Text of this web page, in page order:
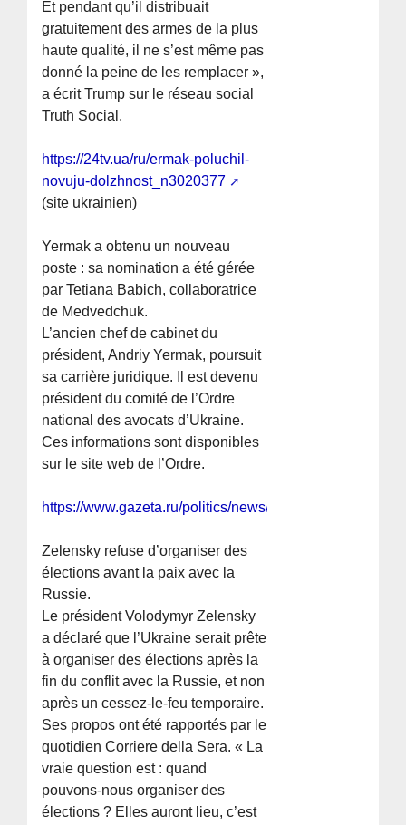
Et pendant qu’il distribuait
gratuitement des armes de la plus
haute qualité, il ne s’est même pas
donné la peine de les remplacer »,
a écrit Trump sur le réseau social
Truth Social.
https://24tv.ua/ru/ermak-poluchil-
novuju-dolzhnost_n3020377
(site ukrainien)
Yermak a obtenu un nouveau
poste : sa nomination a été gérée
par Tetiana Babich, collaboratrice
de Medvedchuk.
L’ancien chef de cabinet du
président, Andriy Yermak, poursuit
sa carrière juridique. Il est devenu
président du comité de l’Ordre
national des avocats d’Ukraine.
Ces informations sont disponibles
sur le site web de l’Ordre.
https://www.gazeta.ru/politics/news/2026/03/03/
Zelensky refuse d’organiser des
élections avant la paix avec la
Russie.
Le président Volodymyr Zelensky
a déclaré que l’Ukraine serait prête
à organiser des élections après la
fin du conflit avec la Russie, et non
après un cessez-le-feu temporaire.
Ses propos ont été rapportés par le
quotidien Corriere della Sera. « La
vraie question est : quand
pouvons-nous organiser des
élections ? Elles auront lieu, c’est